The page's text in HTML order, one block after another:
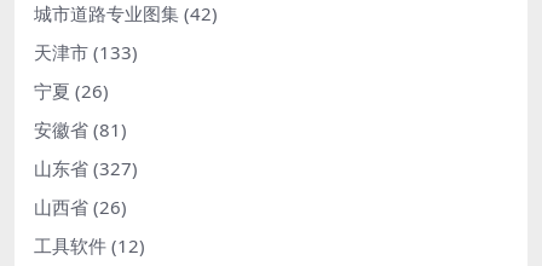
城市道路专业图集 (42)
天津市 (133)
宁夏 (26)
安徽省 (81)
山东省 (327)
山西省 (26)
工具软件 (12)